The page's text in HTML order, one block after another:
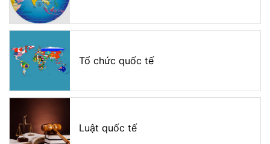
Tổ chức quốc tế
Luật quốc tế